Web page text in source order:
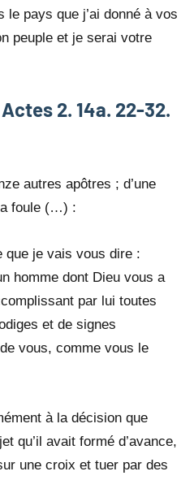
pays que j’ai donné à vos
peuple et je serai votre
2. 14a. 22-32.
autres apôtres ; d’une
foule (…) :
que je vais vous dire :
homme dont Dieu vous a
par lui toutes
et de signes
vous, comme vous le
à la décision que
qu’il avait formé d’avance,
une croix et tuer par des